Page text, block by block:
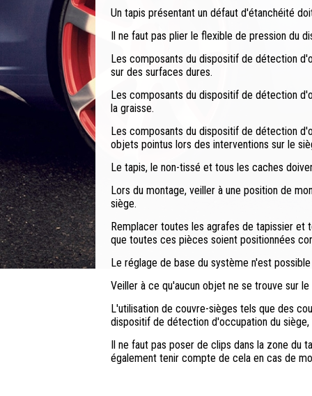
Un tapis présentant un défaut d'étanchéité
Il ne faut pas plier le flexible de pression du
Les composants du dispositif de détection
sur des surfaces dures.
Les composants du dispositif de détection
la graisse.
Les composants du dispositif de détection
objets pointus lors des interventions sur le
Le tapis, le non-tissé et tous les caches
Lors du montage, veiller à une position de
siège.
Remplacer toutes les agrafes de tapissier et
que toutes ces pièces soient positionnées
Le réglage de base du système n'est
Veiller à ce qu'aucun objet ne se trouve sur
L'utilisation de couvre-sièges tels que des
dispositif de détection d'occupation du
Il ne faut pas poser de clips dans la zone
également tenir compte de cela en cas de